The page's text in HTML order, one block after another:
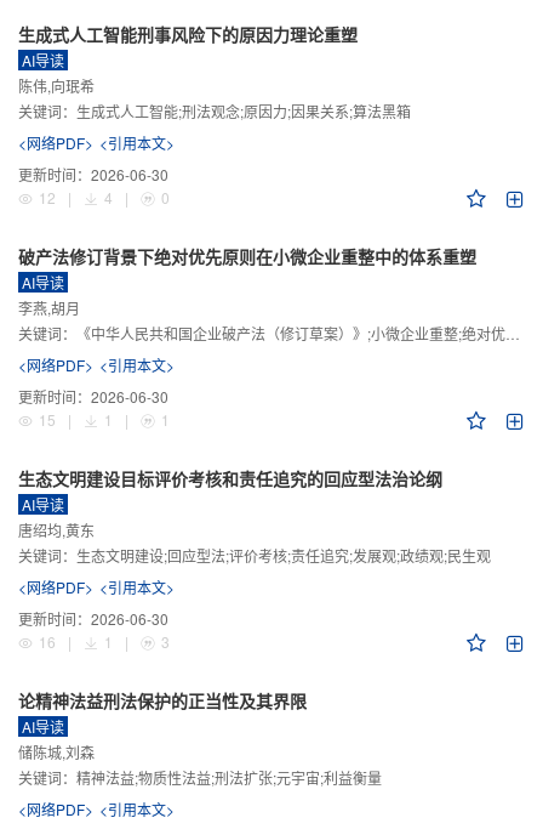
生成式人工智能刑事风险下的原因力理论重塑
AI导读
陈伟,向珉希
关键词： 生成式人工智能;刑法观念;原因力;因果关系;算法黑箱
<网络PDF> <引用本文>
更新时间： 2026-06-30
12
| 4 | 0
破产法修订背景下绝对优先原则在小微企业重整中的体系重塑
AI导读
李燕,胡月
关键词：
《中华人民共和国企业破产法（修订草案）》;小微企业重整;绝对优先原则;股东权益保留;预期可支配收入标准
<网络PDF> <引用本文>
更新时间： 2026-06-30
15
| 1 | 1
生态文明建设目标评价考核和责任追究的回应型法治论纲
AI导读
唐绍均,黄东
关键词： 生态文明建设;回应型法;评价考核;责任追究;发展观;政绩观;民生观
<网络PDF> <引用本文>
更新时间： 2026-06-30
16
| 1 | 3
论精神法益刑法保护的正当性及其界限
AI导读
储陈城,刘森
关键词： 精神法益;物质性法益;刑法扩张;元宇宙;利益衡量
<网络PDF> <引用本文>